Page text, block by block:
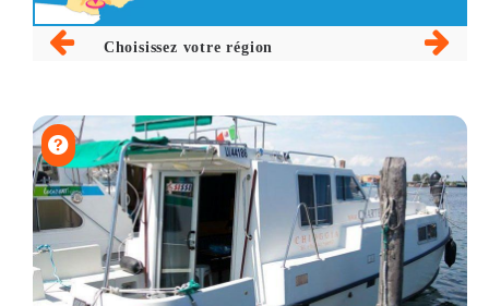
Choisissez votre région